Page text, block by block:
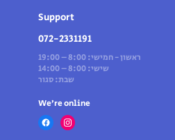
Support
072-2331191
ראשון - חמישי: 8:00 – 19:00
שישי: 8:00 – 14:00
שבת: סגור
We’re online